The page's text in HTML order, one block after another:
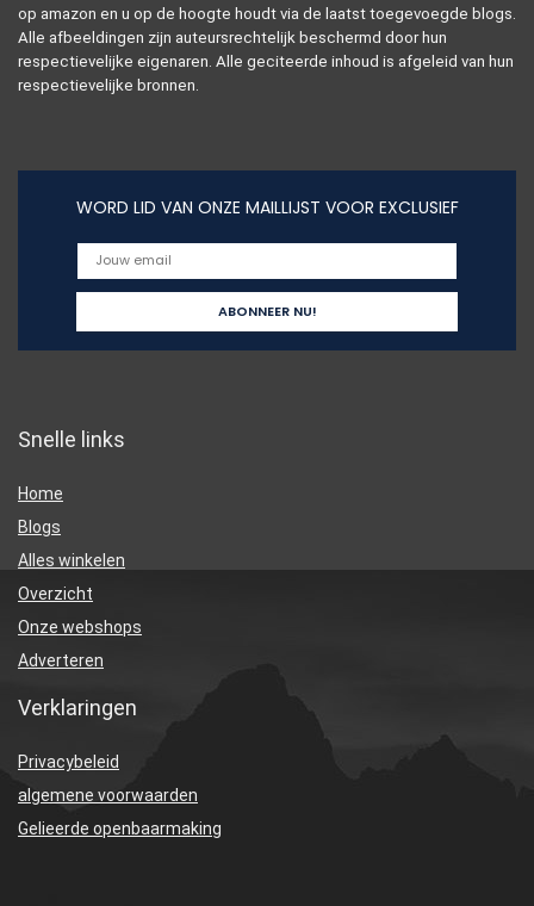
op amazon en u op de hoogte houdt via de laatst toegevoegde blogs.
Alle afbeeldingen zijn auteursrechtelijk beschermd door hun
respectievelijke eigenaren. Alle geciteerde inhoud is afgeleid van hun
respectievelijke bronnen.
WORD LID VAN ONZE MAILLIJST VOOR EXCLUSIEF
Snelle links
Home
Blogs
Alles winkelen
Overzicht
Onze webshops
Adverteren
Verklaringen
Privacybeleid
algemene voorwaarden
Gelieerde openbaarmaking